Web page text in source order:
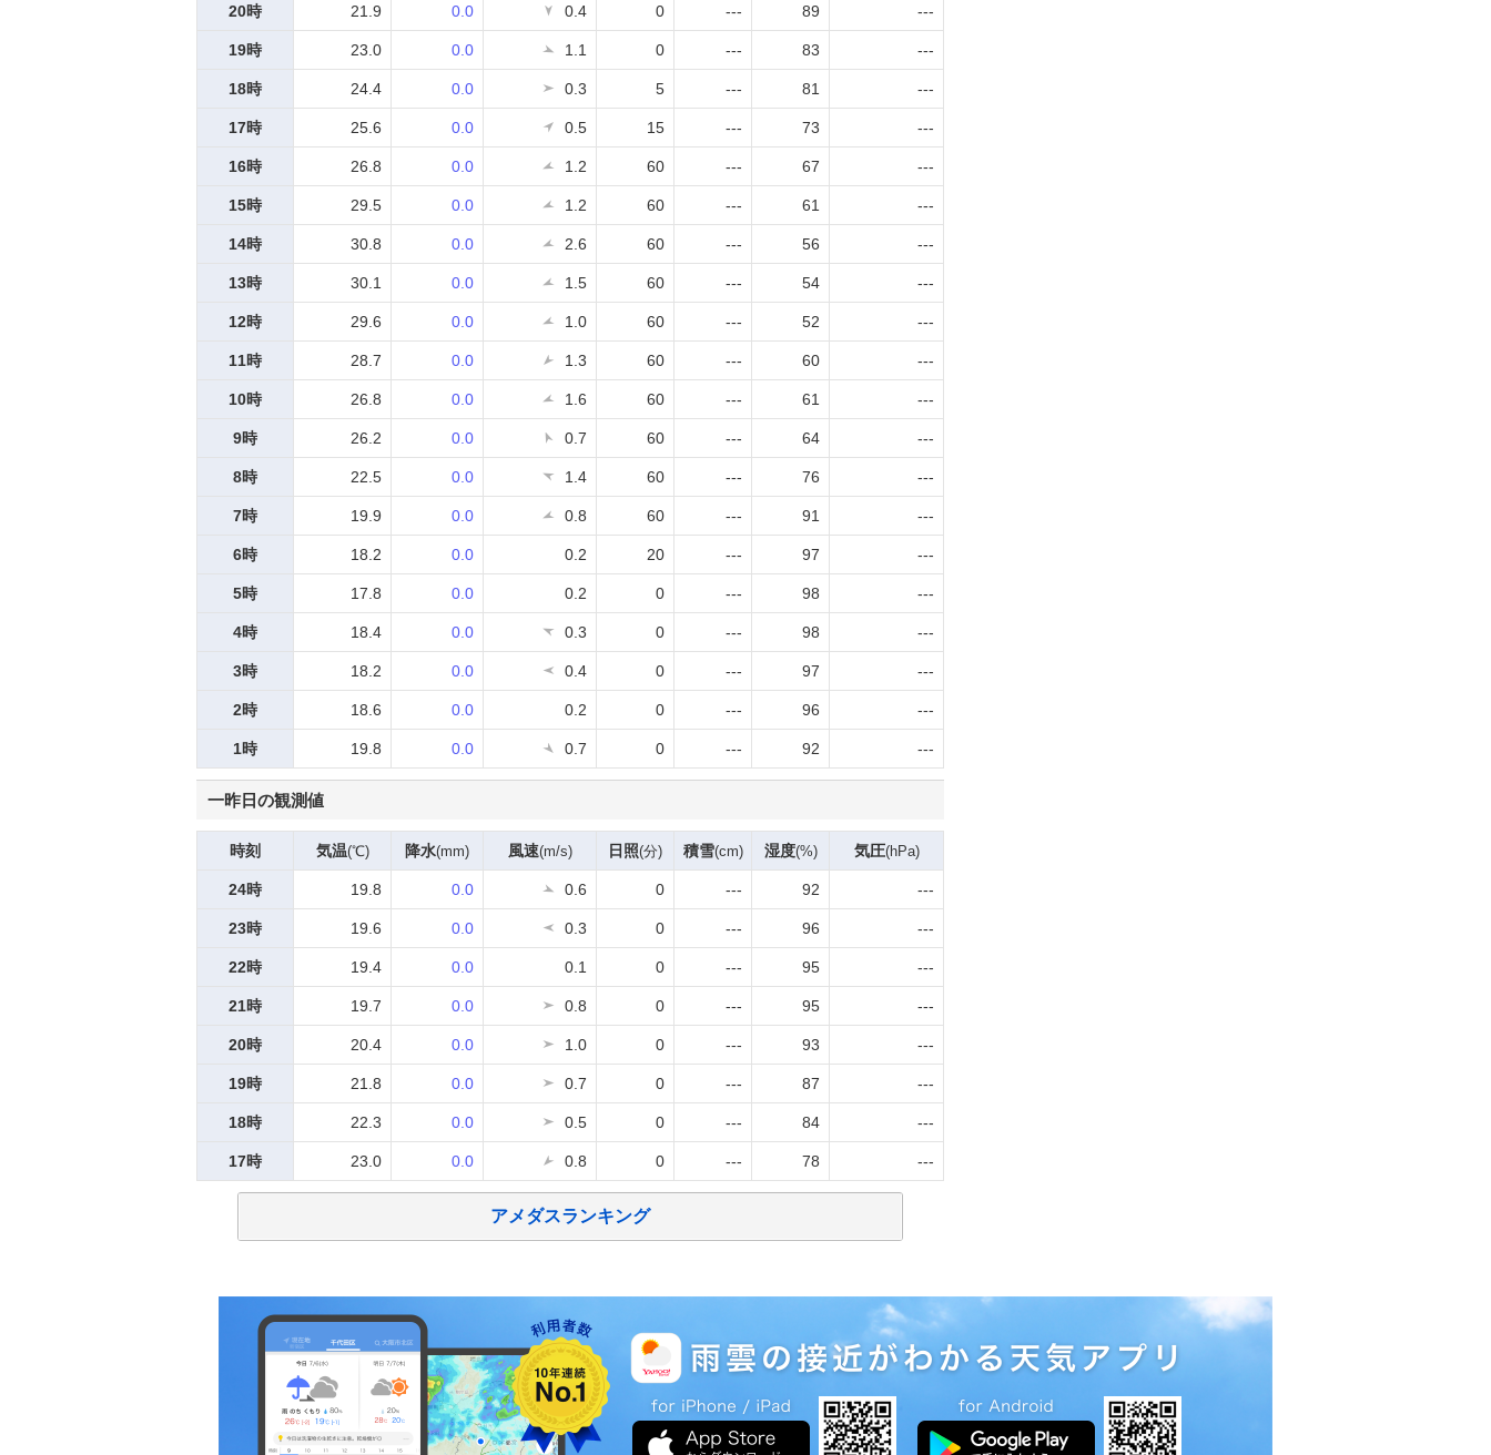
20時 21.9 0.0 0.4 0 --- 89 ---
19時 23.0 0.0 1.1 0 --- 83 ---
18時 24.4 0.0 0.3 5 --- 81 ---
17時 25.6 0.0 0.5 15 --- 73 ---
16時 26.8 0.0 1.2 60 --- 67 ---
15時 29.5 0.0 1.2 60 --- 61 ---
14時 30.8 0.0 2.6 60 --- 56 ---
13時 30.1 0.0 1.5 60 --- 54 ---
12時 29.6 0.0 1.0 60 --- 52 ---
11時 28.7 0.0 1.3 60 --- 60 ---
10時 26.8 0.0 1.6 60 --- 61 ---
9時 26.2 0.0 0.7 60 --- 64 ---
8時 22.5 0.0 1.4 60 --- 76 ---
7時 19.9 0.0 0.8 60 --- 91 ---
6時 18.2 0.0 0.2 20 --- 97 ---
5時 17.8 0.0 0.2 0 --- 98 ---
4時 18.4 0.0 0.3 0 --- 98 ---
3時 18.2 0.0 0.4 0 --- 97 ---
2時 18.6 0.0 0.2 0 --- 96 ---
1時 19.8 0.0 0.7 0 --- 92 ---
一昨日の観測値
時刻 気温(℃) 降水(mm) 風速(m/s) 日照(分) 積雪(cm) 湿度(%) 気圧(hPa)
24時 19.8 0.0 0.6 0 --- 92 ---
23時 19.6 0.0 0.3 0 --- 96 ---
22時 19.4 0.0 0.1 0 --- 95 ---
21時 19.7 0.0 0.8 0 --- 95 ---
20時 20.4 0.0 1.0 0 --- 93 ---
19時 21.8 0.0 0.7 0 --- 87 ---
18時 22.3 0.0 0.5 0 --- 84 ---
17時 23.0 0.0 0.8 0 --- 78 ---
アメダスランキング